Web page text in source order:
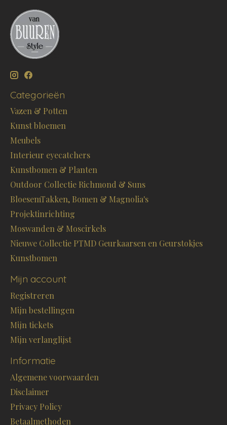
Categorieën
Vazen & Potten
Kunst bloemen
Meubels
Interieur eyecatchers
Kunstbomen & Planten
Outdoor Collectie Richmond & Suns
BloesemTakken, Bomen & Magnolia's
Projektinrichting
Moswanden & Moscirkels
Nieuwe Collectie PTMD Geurkaarsen en Geurstokjes
Kunstbomen
Mijn account
Registreren
Mijn bestellingen
Mijn tickets
Mijn verlanglijst
Informatie
Algemene voorwaarden
Disclaimer
Privacy Policy
Betaalmethoden